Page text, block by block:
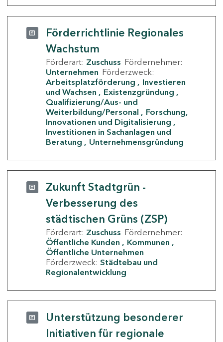
Förderrichtlinie Regionales
Wachstum
Förderart: Zuschuss Fördernehmer:
Unternehmen Förderzweck:
Arbeitsplatzförderung
Investieren
und Wachsen
Existenzgründung
Qualifizierung/Aus- und
Weiterbildung/Personal
Forschung,
Innovationen und Digitalisierung
Investitionen in Sachanlagen und
Beratung
Unternehmensgründung
Zukunft Stadtgrün -
Verbesserung des
städtischen Grüns (ZSP)
Förderart: Zuschuss Fördernehmer:
Öffentliche Kunden
Kommunen
Öffentliche Unternehmen
Förderzweck: Städtebau und
Regionalentwicklung
Unterstützung besonderer
Initiativen für regionale